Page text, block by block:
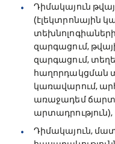
Դիմակայուն
(էլեկտրոնային
զարգացում,
զարգացում,
հաղորդակցման
կառավարում,
առաջադեմ
արտադրություն),
Դիմակայուն,